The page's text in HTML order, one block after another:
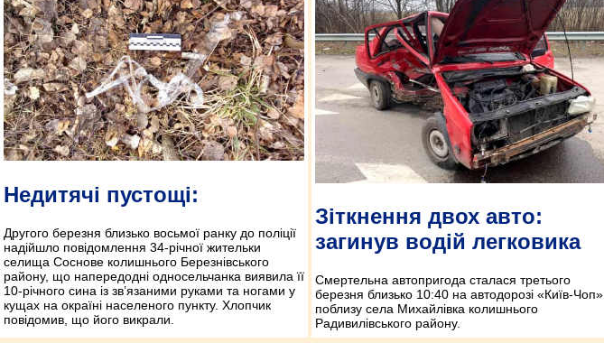
Недитячі пустощі:
Другого березня близько восьмої ранку до поліції
надійшло повідомлення 34-річної жительки
селища Соснове колишнього Березнівського
району, що напередодні односельчанка виявила її
10-річного сина із зв’язаними руками та ногами у
кущах на окраїні населеного пункту. Хлопчик
повідомив, що його викрали.
Зіткнення двох авто:
загинув водій легковика
Смертельна автопригода сталася третього
березня близько 10:40 на автодорозі «Київ-Чоп»
поблизу села Михайлівка колишнього
Радивилівського району.